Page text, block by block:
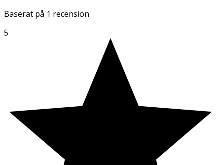
Baserat på 1 recension
5